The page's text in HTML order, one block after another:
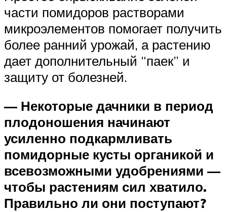
части помидоров растворами
микроэлементов помогает получить
более ранний урожай, а растению
дает дополнительный “паек” и
защиту от болезней.
— Некоторые дачники в период
плодоношения начинают
усиленно подкармливать
помидорные кусты органикой и
всевозможными удобрениями —
чтобы растениям сил хватило.
Правильно ли они поступают?